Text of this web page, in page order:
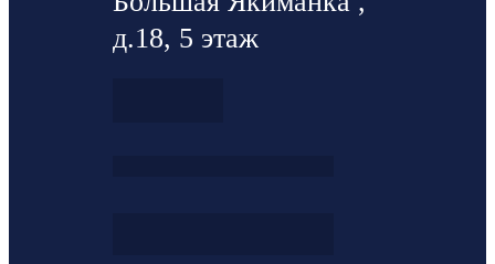
д.18, 5 этаж